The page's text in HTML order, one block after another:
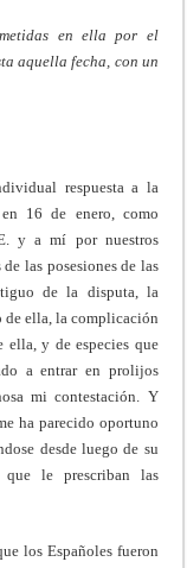
en ella por el
aquella fecha, con un
respuesta a la
16 de enero, como
y a mí por nuestros
las posesiones de las
de la disputa, la
de ella, la complicación
ella, y de especies que
a entrar en prolijos
mi contestación. Y
ha parecido oportuno
desde luego de su
le prescriban las
los Españoles fueron